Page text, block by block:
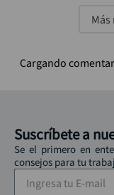
Cargando
Suscríbete a
Se el primero en
consejos para tu